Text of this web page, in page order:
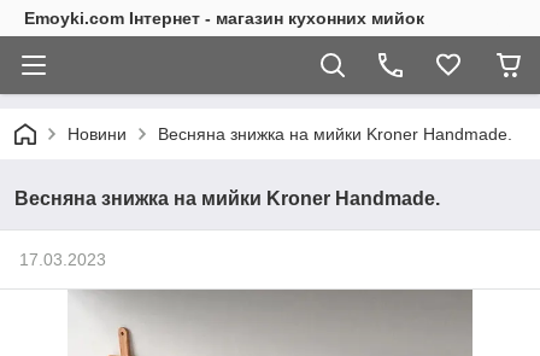
Emoyki.com Інтернет - магазин кухонних мийок
Новини Весняна знижка на мийки Kroner Handmade.
Весняна знижка на мийки Kroner Handmade.
17.03.2023